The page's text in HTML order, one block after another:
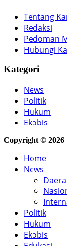
Tentang
Redaksi
Pedoman
Hubungi
Kategori
News
Politik
Hukum
Ekobis
Copyright © 2026
Home
News
Politik
Hukum
Ekobis